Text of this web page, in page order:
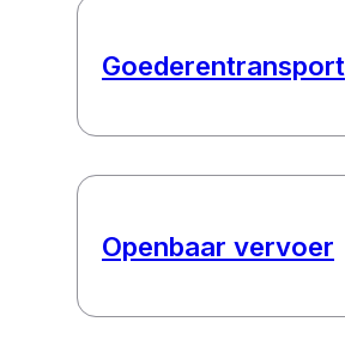
Goederentransport
Openbaar vervoer